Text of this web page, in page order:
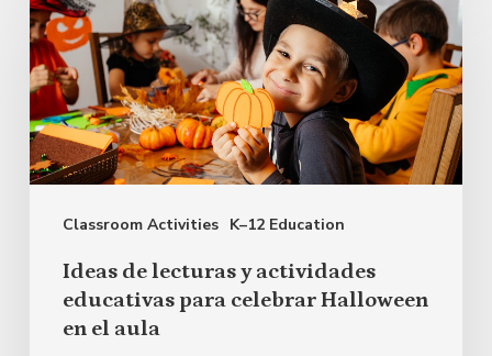
Classroom Activities K–12 Education
de
lecturas
y
actividades
educativas
para
celebrar
Halloween
Ideas de lecturas y actividades
educativas para celebrar Halloween
en el aula